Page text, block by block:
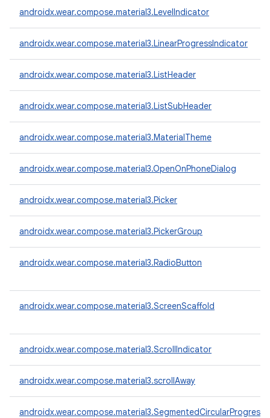
androidx.wear.compose.material3.LevelIndicator
androidx.wear.compose.material3.LinearProgressIndicator
androidx.wear.compose.material3.ListHeader
androidx.wear.compose.material3.ListSubHeader
androidx.wear.compose.material3.MaterialTheme
androidx.wear.compose.material3.OpenOnPhoneDialog
androidx.wear.compose.material3.Picker
androidx.wear.compose.material3.PickerGroup
androidx.wear.compose.material3.RadioButton
androidx.wear.compose.material3.ScreenScaffold
androidx.wear.compose.material3.ScrollIndicator
androidx.wear.compose.material3.scrollAway